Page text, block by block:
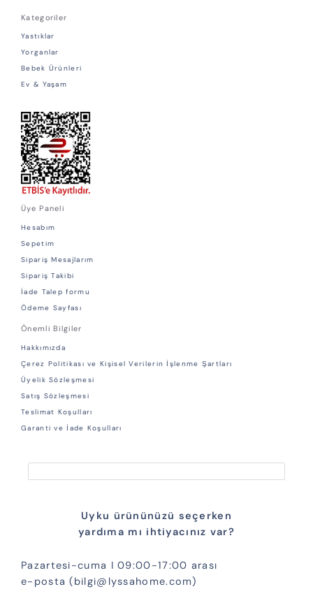
Kategoriler
Yastıklar
Yorganlar
Bebek Ürünleri
Ev & Yaşam
Üye Paneli
Hesabım
Sepetim
Sipariş Mesajlarım
Sipariş Takibi
İade Talep formu
Ödeme Sayfası
Önemli Bilgiler
Hakkımızda
Çerez Politikası ve Kişisel Verilerin İşlenme Şartları
Üyelik Sözleşmesi
Satış Sözleşmesi
Teslimat Koşulları
Garanti ve İade Koşulları
Uyku ürününüzü seçerken
yardıma mı ihtiyacınız var?
Pazartesi-cuma I 09:00-17:00 arası
e-posta (bilgi@lyssahome.com)